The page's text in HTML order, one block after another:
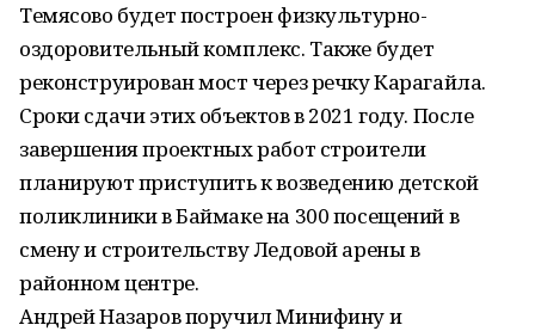
Темясово будет построен физкультурно-
оздоровительный комплекс. Также будет
реконструирован мост через речку Карагайла.
Сроки сдачи этих объектов в 2021 году. После
завершения проектных работ строители
планируют приступить к возведению детской
поликлиники в Баймаке на 300 посещений в
смену и строительству Ледовой арены в
районном центре.
Андрей Назаров поручил Минифину и